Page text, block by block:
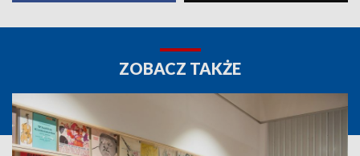
ZOBACZ TAKŻE